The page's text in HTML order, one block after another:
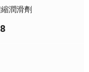
潤滑劑